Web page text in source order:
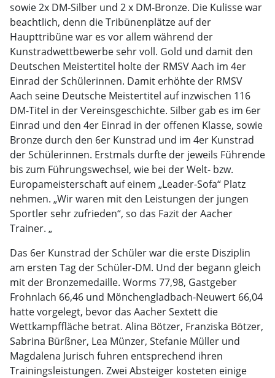
sowie 2x DM-Silber und 2 x DM-Bronze. Die Kulisse war
beachtlich, denn die Tribünenplätze auf der
Haupttribüne war es vor allem während der
Kunstradwettbewerbe sehr voll. Gold und damit den
Deutschen Meistertitel holte der RMSV Aach im 4er
Einrad der Schülerinnen. Damit erhöhte der RMSV
Aach seine Deutsche Meistertitel auf inzwischen 116
DM-Titel in der Vereinsgeschichte. Silber gab es im 6er
Einrad und den 4er Einrad in der offenen Klasse, sowie
Bronze durch den 6er Kunstrad und im 4er Kunstrad
der Schülerinnen. Erstmals durfte der jeweils Führende
bis zum Führungswechsel, wie bei der Welt- bzw.
Europameisterschaft auf einem „Leader-Sofa“ Platz
nehmen. „Wir waren mit den Leistungen der jungen
Sportler sehr zufrieden“, so das Fazit der Aacher
Trainer. „
Das 6er Kunstrad der Schüler war die erste Disziplin
am ersten Tag der Schüler-DM. Und der begann gleich
mit der Bronzemedaille. Worms 77,98, Gastgeber
Frohnlach 66,46 und Mönchengladbach-Neuwert 66,04
hatte vorgelegt, bevor das Aacher Sextett die
Wettkampffläche betrat. Alina Bötzer, Franziska Bötzer,
Sabrina Bürßner, Lea Münzer, Stefanie Müller und
Magdalena Jurisch fuhren entsprechend ihren
Trainingsleistungen. Zwei Absteiger kosteten einige